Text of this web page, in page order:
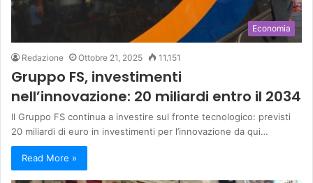
Economia
Redazione Ottobre 21, 2025 11.151
Gruppo FS, investimenti
nell’innovazione: 20 miliardi entro il 2034
Il Gruppo FS continua a investire sul fronte tecnologico: previsti
20 miliardi di euro in investimenti per l’innovazione da qui…
Read More »